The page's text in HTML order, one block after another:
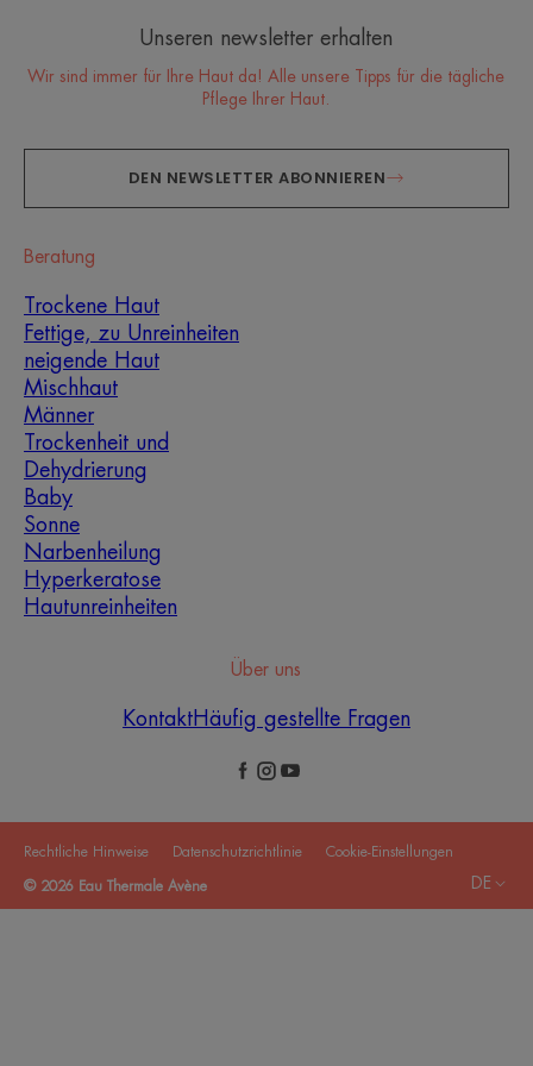
Unseren newsletter erhalten
Wir sind immer für Ihre Haut da! Alle unsere Tipps für die tägliche
Pflege Ihrer Haut.
DEN NEWSLETTER ABONNIEREN
Beratung
Trockene Haut
Fettige, zu Unreinheiten
neigende Haut
Mischhaut
Männer
Trockenheit und
Dehydrierung
Baby
Sonne
Narbenheilung
Hyperkeratose
Hautunreinheiten
Über uns
KontaktHäufig gestellte Fragen
Rechtliche Hinweise Datenschutzrichtlinie Cookie-Einstellungen
© 2026 Eau Thermale Avène DE